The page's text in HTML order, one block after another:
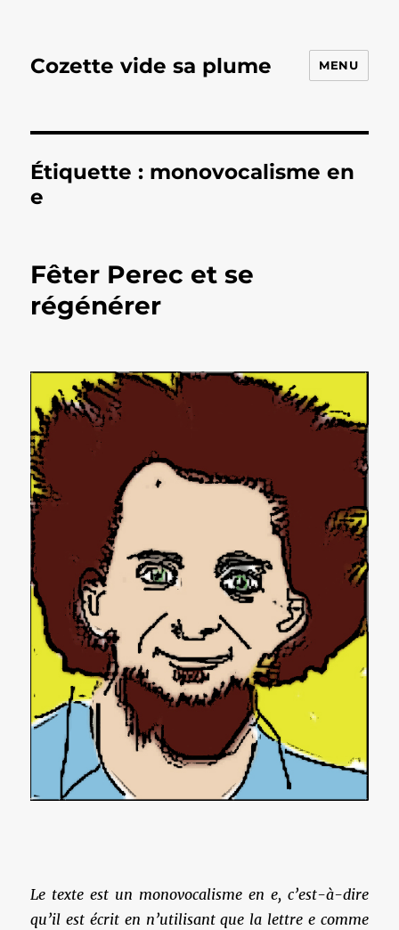
Cozette vide sa plume MENU
Étiquette : monovocalisme en
e
Fêter Perec et se
régénérer
Le texte est un monovocalisme en e, c’est-à-dire
qu’il est écrit en n’utilisant que la lettre e comme